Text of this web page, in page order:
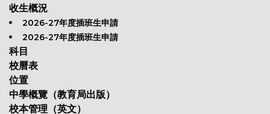
收生概況
2026-27年度插班生申請
2026-27年度插班生申請
科目
校曆表
位置
中學概覽（教育局出版）
校本管理（英文）